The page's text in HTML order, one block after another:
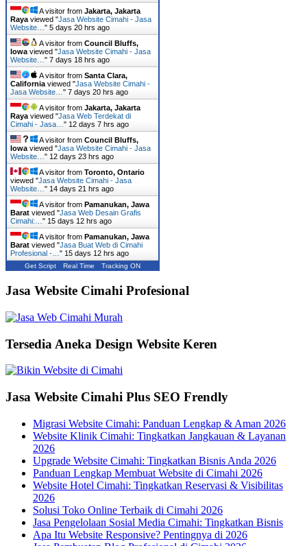
A visitor from Jakarta, Jakarta
Raya viewed "Jasa Website Cimahi - Jasa
Website… " 5 days 20 hrs ago
A visitor from Council Bluffs,
Iowa viewed "Jasa Website Cimahi - Jasa
Website… " 7 days 18 hrs ago
A visitor from Santa Clara,
California viewed "Jasa Website Cimahi -
Jasa Website… " 7 days 20 hrs ago
A visitor from Jakarta, Jakarta
Raya viewed "Jasa Web Terdekat di
Cimahi - Jasa… " 12 days 7 hrs ago
A visitor from Council Bluffs,
Iowa viewed "Jasa Website Cimahi - Jasa
Website… " 12 days 23 hrs ago
A visitor from Toronto, Ontario
viewed "Jasa Website Cimahi - Jasa
Website… " 14 days 21 hrs ago
A visitor from Pamanukan, Jawa
Barat viewed "Jasa Web Desain Grafis
Cimahi:… " 15 days 12 hrs ago
A visitor from Pamanukan, Jawa
Barat viewed "Jasa Buat Web di Cimahi
Profesional -… " 15 days 12 hrs ago
Get Script Real Time Tracking ON
Jasa Website Cimahi Profesional
Tersedia Aneka Design Website Keren
Jasa Website Cimahi Plus SEO Frendly
Migrasi Website Cimahi: Panduan Lengkap & Aman 2026
Website Klinik Cimahi: Tingkatkan Jangkauan & Layanan
2026
Upgrade Website Cimahi: Tingkatkan Bisnis Anda 2026
Panduan Lengkap Membuat Website di Cimahi 2026
Website Hotel Cimahi: Tingkatkan Reservasi & Visibilitas
2026
Solusi Toko Online Terbaik di Cimahi 2026
Jasa Pengelolaan Sosial Media Cimahi: Tingkatkan Bisnis
Apa Itu Website Responsive? Pentingnya di 2026